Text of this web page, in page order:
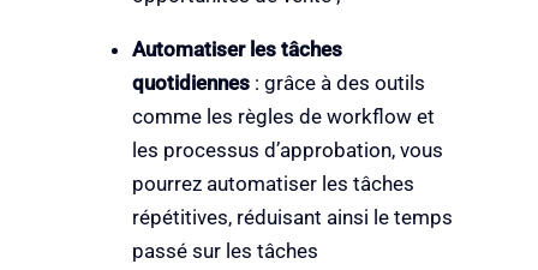
Automatiser les tâches
quotidiennes: grâce à des outils
comme les règles de workflow et
les processus d’approbation, vous
pourrez automatiser les tâches
répétitives, réduisant ainsi le temps
passé sur les tâches